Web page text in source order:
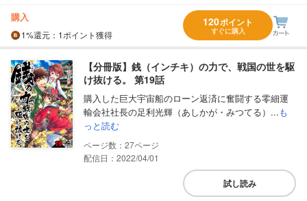
購入
1%還元 ：1ポイント獲得
120ポイント
すぐに購入
【分冊版】銭（インチキ）の力で、戦国の世を駆
け抜ける。 第19話
購入した巨大宇宙船のローン返済に奮闘する零細運
輸会社社長の足利光輝（あしかが・みつてる）...も
っと読む
27
配信日：2022/04/01
試し読み